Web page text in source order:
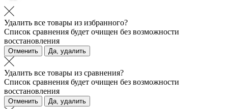
Удалить все товары из избранного?
Список сравнения будет очищен без возможности
восстановления
Отменить Да, удалить
Удалить все товары из сравнения?
Список сравнения будет очищен без возможности
восстановления
Отменить Да, удалить